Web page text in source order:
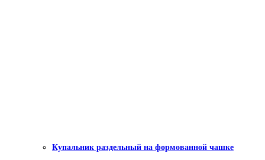
Купальник раздельный на формованной чашке